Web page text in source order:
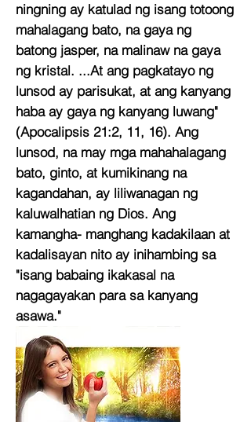
ningning ay katulad ng isang totoong
mahalagang bato, na gaya ng
batong jasper, na malinaw na gaya
ng kristal. ...At ang pagkatayo ng
lunsod ay parisukat, at ang kanyang
haba ay gaya ng kanyang luwang"
(Apocalipsis 21:2, 11, 16). Ang
lunsod, na may mga mahahalagang
bato, ginto, at kumikinang na
kagandahan, ay liliwanagan ng
kaluwalhatian ng Dios. Ang
kamangha- manghang kadakilaan at
kadalisayan nito ay inihambing sa
"isang babaing ikakasal na
nagagayakan para sa kanyang
asawa."